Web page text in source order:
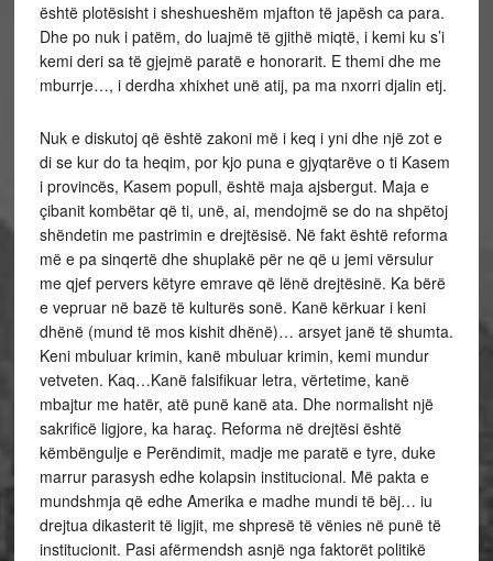
është plotësisht i sheshueshëm mjafton të japësh ca para.
Dhe po nuk i patëm, do luajmë të gjithë miqtë, i kemi ku s’i
kemi deri sa të gjejmë paratë e honorarit. E themi dhe me
mburrje…, i derdha xhixhet unë atij, pa ma nxorri djalin etj.
Nuk e diskutoj që është zakoni më i keq i yni dhe një zot e
di se kur do ta heqim, por kjo puna e gjyqtarëve o ti Kasem
i provincës, Kasem popull, është maja ajsbergut. Maja e
çibanit kombëtar që ti, unë, ai, mendojmë se do na shpëtoj
shëndetin me pastrimin e drejtësisë. Në fakt është reforma
më e pa sinqertë dhe shuplakë për ne që u jemi vërsulur
me qjef pervers këtyre emrave që lënë drejtësinë. Ka bërë
e vepruar në bazë të kulturës sonë. Kanë kërkuar i keni
dhënë (mund të mos kishit dhënë)… arsyet janë të shumta.
Keni mbuluar krimin, kanë mbuluar krimin, kemi mundur
vetveten. Kaq…Kanë falsifikuar letra, vërtetime, kanë
mbajtur me hatër, atë punë kanë ata. Dhe normalisht një
sakrificë ligjore, ka haraç. Reforma në drejtësi është
këmbëngulje e Perëndimit, madje me paratë e tyre, duke
marrur parasysh edhe kolapsin institucional. Më pakta e
mundshmja që edhe Amerika e madhe mundi të bëj… iu
drejtua dikasterit të ligjit, me shpresë të vënies në punë të
institucionit. Pasi afërmendsh asnjë nga faktorët politikë